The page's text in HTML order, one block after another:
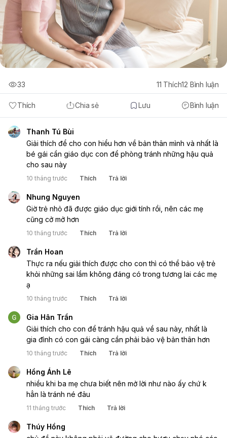
Thích Chia sẻ Lưu Bình luận
33 11 Thích12 Bình luận
Thanh Tú Bùi
Giải thích để cho con hiểu hơn về bản thân mình và nhất là
bé gái cần giáo dục con để phòng tránh những hậu quả
cho sau này
10 tháng trước Thích Trả lời
Nhung Nguyen
Giờ trẻ nhỏ đã được giáo dục giới tính rồi, nên các mẹ
cũng cở mở hơn
10 tháng trước Thích Trả lời
Trần Hoan
Thực ra nếu giải thích được cho con thì có thể bảo vệ trẻ
khỏi những sai lầm không đáng có trong tương lai các mẹ
ạ
10 tháng trước Thích Trả lời
Gia Hân Trần
Giải thích cho con để tránh hậu quả về sau này, nhất là
gia đình có con gái càng cần phải bảo vệ bản thân hơn
10 tháng trước Thích Trả lời
Hồng Ánh Lê
nhiều khi ba mẹ chưa biết nên mở lời như nào ấy chứ k
hẳn là tránh né đâu
11 tháng trước Thích Trả lời
Thúy Hồng